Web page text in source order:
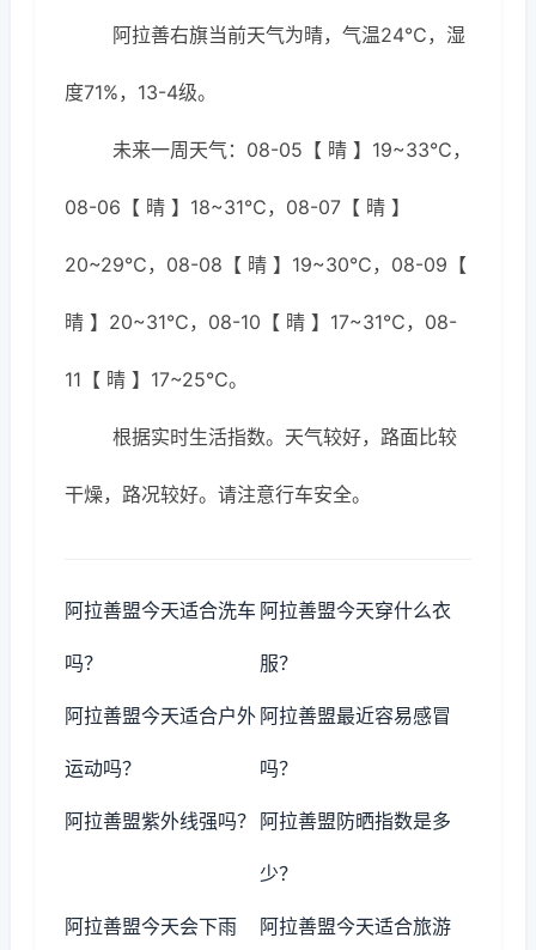
阿拉善右旗当前天气为晴，气温24℃，湿
度71%，13-4级。
未来一周天气：08-05【 晴 】19~33℃，
08-06【 晴 】18~31℃，08-07【 晴 】
20~29℃，08-08【 晴 】19~30℃，08-09【
晴 】20~31℃，08-10【 晴 】17~31℃，08-
11【 晴 】17~25℃。
根据实时生活指数。天气较好，路面比较
干燥，路况较好。请注意行车安全。
阿拉善盟今天适合洗车
吗？
阿拉善盟今天穿什么衣
服？
阿拉善盟今天适合户外
运动吗？
阿拉善盟最近容易感冒
吗？
阿拉善盟紫外线强吗？ 阿拉善盟防晒指数是多
少？
阿拉善盟今天会下雨 阿拉善盟今天适合旅游